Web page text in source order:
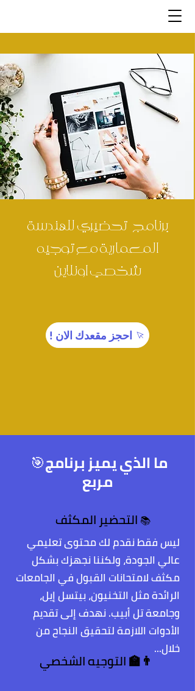
برنامج تحضيري للهندسة
المعمارية مع توجيه
شخصي اونلاين
! احجز مقعدك الان
🎯ما الذي يميز برنامج
مربع
ليس فقط نقدم لك محتوى تعليمي
عالي الجودة، ولكننا نجهزك بشكل
مكثف لامتحانات القبول في الجامعات
الرائدة مثل التخنيون، بيتسل إيل،
وجامعة تل أبيب. نهدف إلى تقديم
الأدوات اللازمة لتحقيق النجاح من
خلال...
📚 التحضير المكثف
👨‍🏫 التوجيه الشخصي